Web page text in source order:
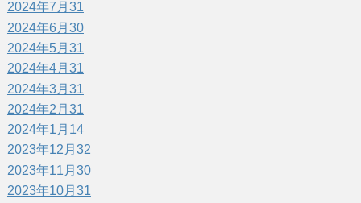
2024年7月 31
2024年6月 30
2024年5月 31
2024年4月 31
2024年3月 31
2024年2月 31
2024年1月 14
2023年12月 32
2023年11月 30
2023年10月 31